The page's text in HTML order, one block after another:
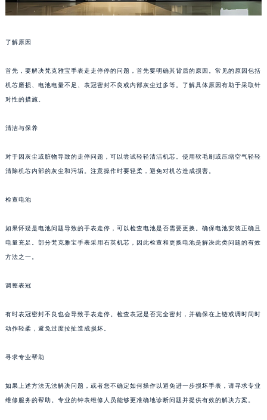
了解原因
首先，要解决梵克雅宝手表走走停停的问题，首先要明确其背后的原因。常见的原因包括
机芯磨损、电池电量不足、表冠密封不良或内部灰尘过多等。了解具体原因有助于采取针
对性的措施。
清洁与保养
对于因灰尘或脏物导致的走停问题，可以尝试轻轻清洁机芯。使用软毛刷或压缩空气轻轻
清除机芯内部的灰尘和污垢。注意操作时要轻柔，避免对机芯造成损害。
检查电池
如果怀疑是电池问题导致的手表走停，可以检查电池是否需要更换。确保电池安装正确且
电量充足。部分梵克雅宝手表采用石英机芯，因此检查和更换电池是解决此类问题的有效
方法之一。
调整表冠
有时表冠密封不良也会导致手表走停。检查表冠是否完全密封，并确保在上链或调时间时
动作轻柔，避免过度拉扯造成损坏。
寻求专业帮助
如果上述方法无法解决问题，或者您不确定如何操作以避免进一步损坏手表，请寻求专业
维修服务的帮助。专业的钟表维修人员能够更准确地诊断问题并提供有效的解决方案。